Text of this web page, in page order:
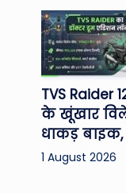
TVS Raider
के खूंखार
धाकड़
1 August 2026